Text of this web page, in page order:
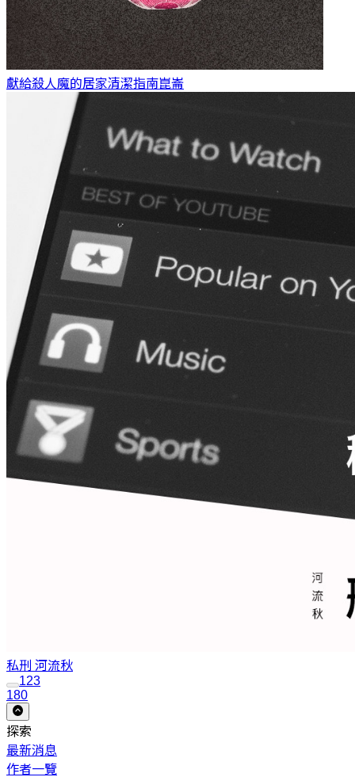
獻給殺人魔的居家清潔指南崑崙
私刑 河流秋
123
180
探索
最新消息
作者一覽